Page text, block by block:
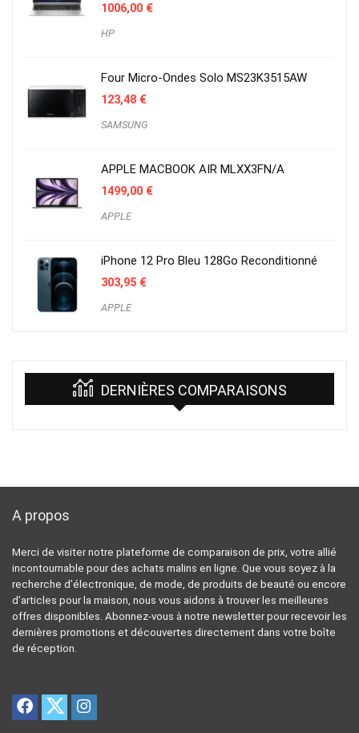
1006,00 €
HP
Four Micro-Ondes Solo MS23K3515AW
123,48 €
SAMSUNG
APPLE MACBOOK AIR MLXX3FN/A
1499,00 €
APPLE
iPhone 12 Pro Bleu 128Go Reconditionné
303,95 €
APPLE
DERNIÈRES COMPARAISONS
A propos
Merci de visiter notre plateforme de comparaison de prix, votre allié
incontournable pour des achats malins en ligne. Que vous soyez à la
recherche d’électronique, de mode, de produits de beauté ou encore
d’articles pour la maison, nous vous aidons à trouver les meilleures
offres disponibles. Abonnez-vous à notre newsletter pour recevoir les
dernières promotions et découvertes directement dans votre boîte
de réception.